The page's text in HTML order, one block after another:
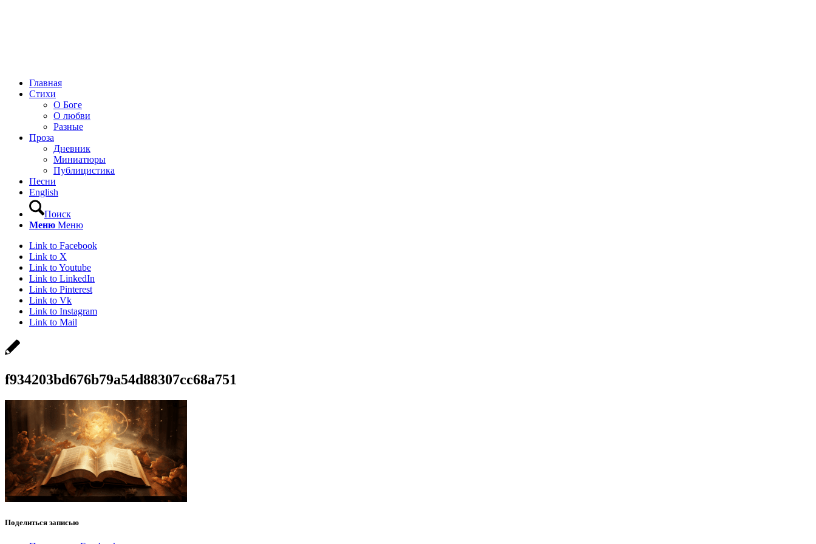
Главная
Стихи
О Боге
О любви
Разные
Проза
Дневник
Миниатюры
Публицистика
Песни
English
Поиск
Меню Меню
Link to Facebook
Link to X
Link to Youtube
Link to LinkedIn
Link to Pinterest
Link to Vk
Link to Instagram
Link to Mail
f934203bd676b79a54d88307cc68a751
Поделиться записью